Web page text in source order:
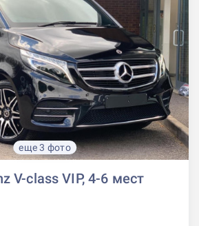
еще 3 фото
V-class VIP, 4-6 мест